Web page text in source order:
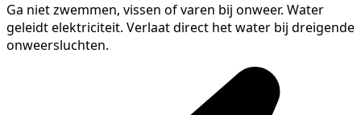
Ga niet zwemmen, vissen of varen bij onweer. Water
geleidt elektriciteit. Verlaat direct het water bij dreigende
onweersluchten.